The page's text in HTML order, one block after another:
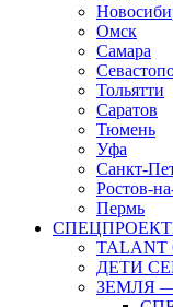
Омск
Самара
Тольятти
Саратов
Тюмень
Уфа
Санкт-
Ростов-
Пермь
TALANT
ДЕТИ
ЗЕМЛЯ